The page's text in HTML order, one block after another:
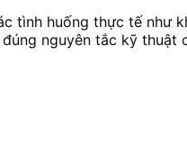
tình huống thực tế như
nguyên tắc kỹ thuật